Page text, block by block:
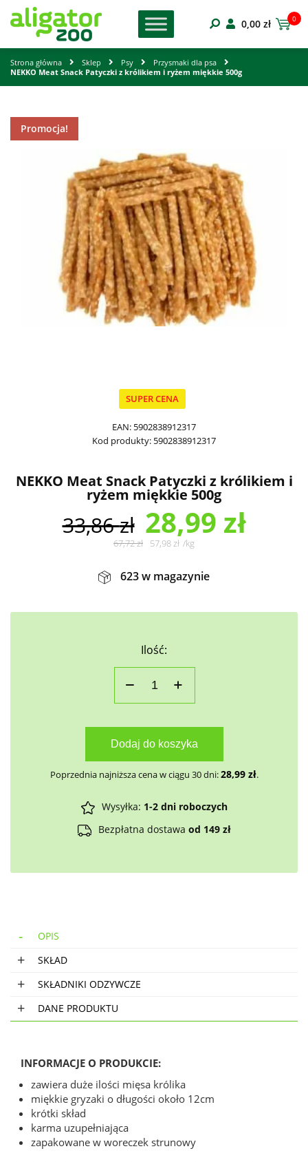
0,00 zł 0
Strona główna Sklep Psy
Przysmaki dla psa
NEKKO Meat Snack Patyczki z królikiem i ryżem miękkie 500g
Promocja!
SUPER CENA
EAN: 5902838912317
Kod produkty: 5902838912317
NEKKO Meat Snack Patyczki z królikiem i
ryżem miękkie 500g
33,86zł 28,99 zł
67,72zł 57,98zł /kg
623 w magazynie
Ilość:
Dodaj do koszyka
Poprzednia najniższa cena w ciągu 30 dni:28,99 zł.
Wysyłka: 1-2 dni roboczych
Bezpłatna dostawa od 149 zł
OPIS
SKŁAD
SKŁADNIKI ODZYWCZE
DANE PRODUKTU
INFORMACJE O PRODUKCIE:
zawiera duże ilości mięsa królika
miękkie gryzaki o długości około 12cm
krótki skład
karma uzupełniająca
zapakowane w woreczek strunowy